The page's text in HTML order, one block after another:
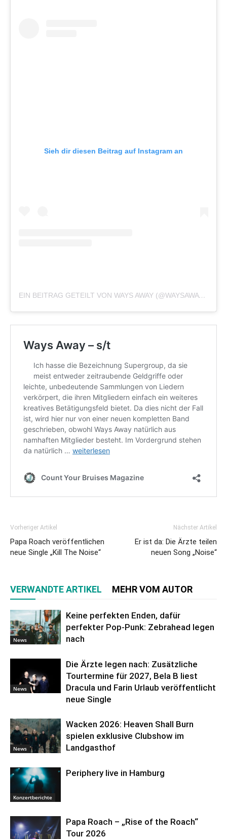
Sieh dir diesen Beitrag auf Instagram an
EIN BEITRAG GETEILT VON WAYS AWAY (@WAYSAWAYBAND)
Vorheriger Artikel
Papa Roach veröffentlichen
neue Single „Kill The Noise“
Nächster Artikel
Er ist da: Die Ärzte teilen
neuen Song „Noise“
VERWANDTE ARTIKEL MEHR VOM AUTOR
News
Keine perfekten Enden, dafür
perfekter Pop-Punk: Zebrahead legen
nach
News
Die Ärzte legen nach: Zusätzliche
Tourtermine für 2027, Bela B liest
Dracula und Farin Urlaub veröffentlicht
neue Single
News
Wacken 2026: Heaven Shall Burn
spielen exklusive Clubshow im
Landgasthof
Konzertberichte
Periphery live in Hamburg
Papa Roach – „Rise of the Roach“
Tour 2026